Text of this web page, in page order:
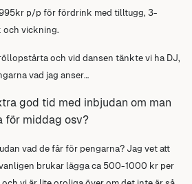
p/p för fördrink med tilltugg, 3-
och vickning.
och vid dansen tänkte vi ha DJ,
vad jag anser…
god tid med inbjudan om man
för middag osv?
vad de får för pengarna? Jag vet att
brukar lägga ca 500-1000 kr per